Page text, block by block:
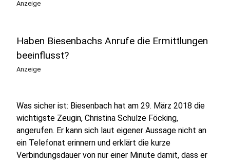
Anzeige
Haben Biesenbachs Anrufe die Ermittlungen
beeinflusst?
Anzeige
Was sicher ist: Biesenbach hat am 29. März 2018 die
wichtigste Zeugin, Christina Schulze Föcking,
angerufen. Er kann sich laut eigener Aussage nicht an
ein Telefonat erinnern und erklärt die kurze
Verbindungsdauer von nur einer Minute damit, dass er